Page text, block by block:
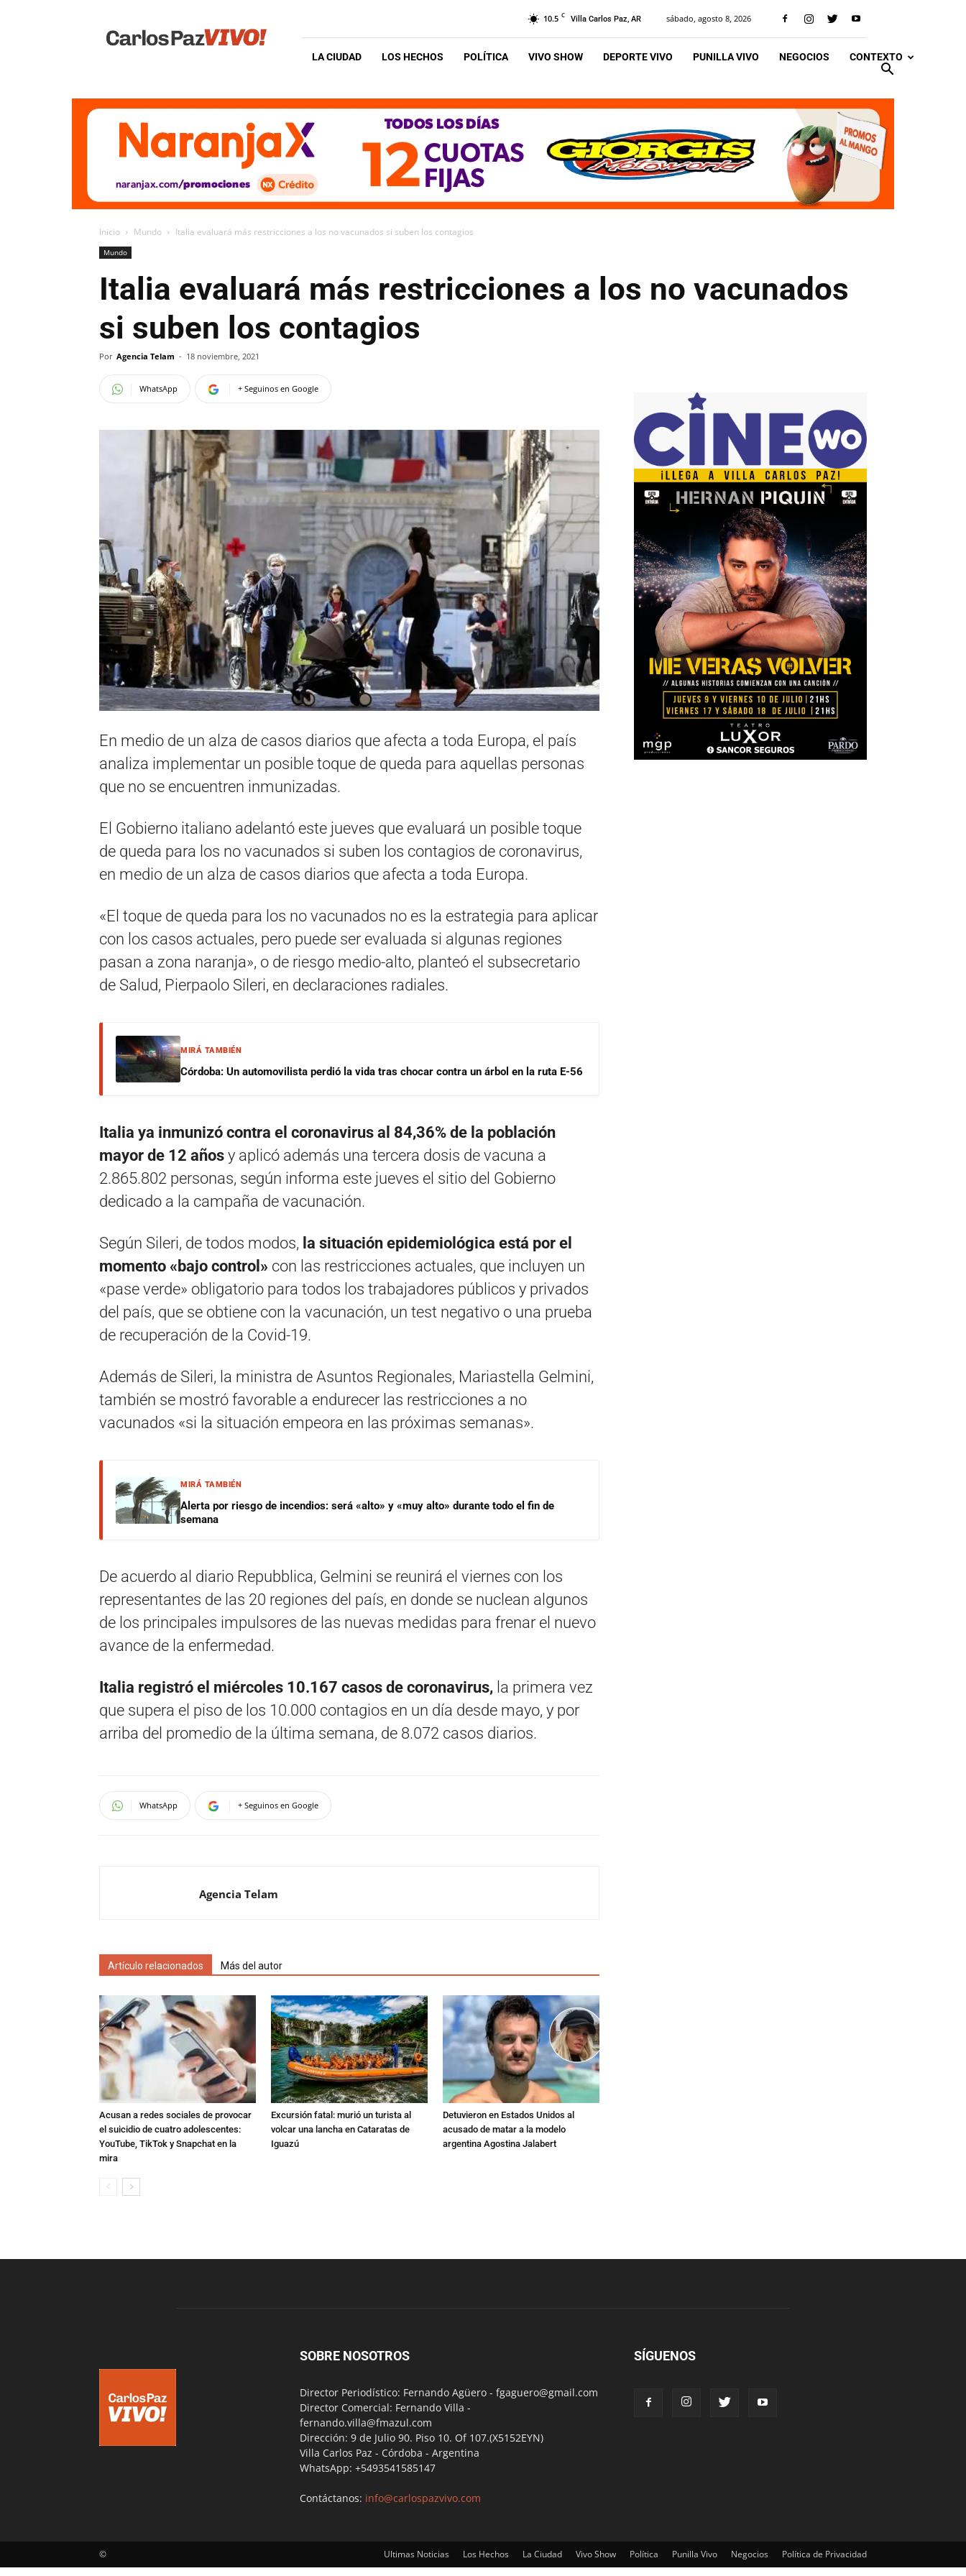
Vivo
10.5 C Villa Carlos Paz, AR sábado, agosto 8, 2026
LA CIUDAD LOS HECHOS POLÍTICA VIVO SHOW DEPORTE VIVO PUNILLA VIVO NEGOCIOS CONTEXTO
Inicio Mundo Italia evaluará más restricciones a los no vacunados si suben los contagios
Mundo
Italia evaluará más restricciones a los no vacunados
si suben los contagios
Por Agencia Telam - 18 noviembre, 2021
WhatsApp + Seguinos en Google
En medio de un alza de casos diarios que afecta a toda Europa, el país
analiza implementar un posible toque de queda para aquellas personas
que no se encuentren inmunizadas.
El Gobierno italiano adelantó este jueves que evaluará un posible toque
de queda para los no vacunados si suben los contagios de coronavirus,
en medio de un alza de casos diarios que afecta a toda Europa.
«El toque de queda para los no vacunados no es la estrategia para aplicar
con los casos actuales, pero puede ser evaluada si algunas regiones
pasan a zona naranja», o de riesgo medio-alto, planteó el subsecretario
de Salud, Pierpaolo Sileri, en declaraciones radiales.
MIRÁ TAMBIÉN
Córdoba: Un automovilista perdió la vida tras chocar contra un árbol en la ruta E-56
Italia ya inmunizó contra el coronavirus al 84,36% de la población
mayor de 12 años y aplicó además una tercera dosis de vacuna a
2.865.802 personas, según informa este jueves el sitio del Gobierno
dedicado a la campaña de vacunación.
Según Sileri, de todos modos, la situación epidemiológica está por el
momento «bajo control» con las restricciones actuales, que incluyen un
«pase verde» obligatorio para todos los trabajadores públicos y privados
del país, que se obtiene con la vacunación, un test negativo o una prueba
de recuperación de la Covid-19.
Además de Sileri, la ministra de Asuntos Regionales, Mariastella Gelmini,
también se mostró favorable a endurecer las restricciones a no
vacunados «si la situación empeora en las próximas semanas».
MIRÁ TAMBIÉN
Alerta por riesgo de incendios: será «alto» y «muy alto» durante todo el fin de
semana
De acuerdo al diario Repubblica, Gelmini se reunirá el viernes con los
representantes de las 20 regiones del país, en donde se nuclean algunos
de los principales impulsores de las nuevas medidas para frenar el nuevo
avance de la enfermedad.
Italia registró el miércoles 10.167 casos de coronavirus, la primera vez
que supera el piso de los 10.000 contagios en un día desde mayo, y por
arriba del promedio de la última semana, de 8.072 casos diarios.
WhatsApp + Seguinos en Google
Agencia Telam
Artículo relacionados Más del autor
Acusan a redes sociales de provocar
el suicidio de cuatro adolescentes:
YouTube, TikTok y Snapchat en la
mira
Excursión fatal: murió un turista al
volcar una lancha en Cataratas de
Iguazú
Detuvieron en Estados Unidos al
acusado de matar a la modelo
argentina Agostina Jalabert
SOBRE NOSOTROS
Director Periodístico: Fernando Agüero - fgaguero@gmail.com
Director Comercial: Fernando Villa -
fernando.villa@fmazul.com
Dirección: 9 de Julio 90. Piso 10. Of 107.(X5152EYN)
Villa Carlos Paz - Córdoba - Argentina
WhatsApp: +5493541585147
Contáctanos: info@carlospazvivo.com
SÍGUENOS
Ultimas Noticias Los Hechos La Ciudad Vivo Show Política Punilla Vivo Negocios Política de Privacidad
©